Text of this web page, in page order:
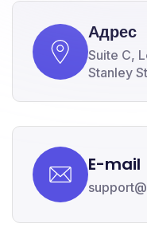
Адрес
Suite C,
Stanley
E-mail